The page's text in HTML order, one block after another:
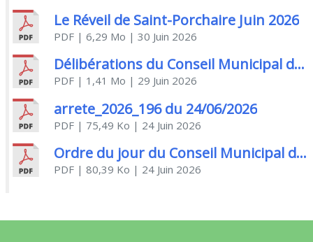
Le Réveil de Saint-Porchaire Juin 2026
PDF| 6,29 Mo | 30 Juin 2026
Délibérations du Conseil Municipal du 29/06/2026
PDF| 1,41 Mo | 29 Juin 2026
arrete_2026_196 du 24/06/2026
PDF| 75,49 Ko | 24 Juin 2026
Ordre du jour du Conseil Municipal du 29/06/2026
PDF| 80,39 Ko | 24 Juin 2026